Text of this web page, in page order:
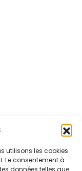
utilisons les cookies
Le consentement à
données telles que